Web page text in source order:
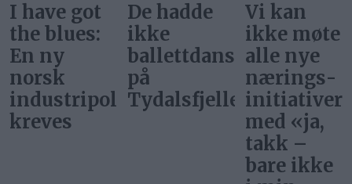
De hadde
ikke
ballettdansere
på
Tydalsfjellet
Vi kan
ikke møte
alle nye
nærings­
initiativer
Svar på
«Gi alle
barn en
rettferdig
start»